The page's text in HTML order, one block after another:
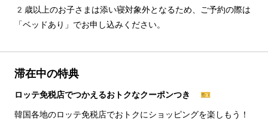
2歳以上のお子さまは添い寝対象外となるため、ご予約の際は
「ベッドあり」でお申し込みください。
滞在中の特典
ロッテ免税店でつかえるおトクなクーポンつき 🎫
韓国各地のロッテ免税店でおトクにショッピングを楽しもう！